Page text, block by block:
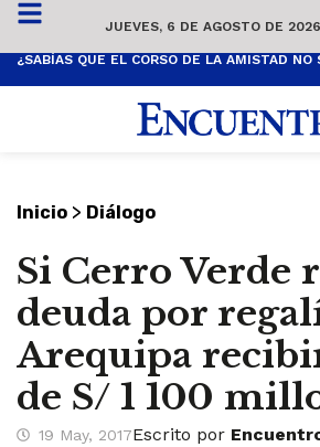
JUEVES, 6 DE AGOSTO DE 2026
Inicio > Diálogo
Si Cerro Verde
deuda por
Arequipa
de S/ 1 100
19 May, 2017Escrito por